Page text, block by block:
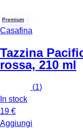
Premium
Casafina
Tazzina
rossa, 210 ml
(1)
In stock
19 €
Aggiungi